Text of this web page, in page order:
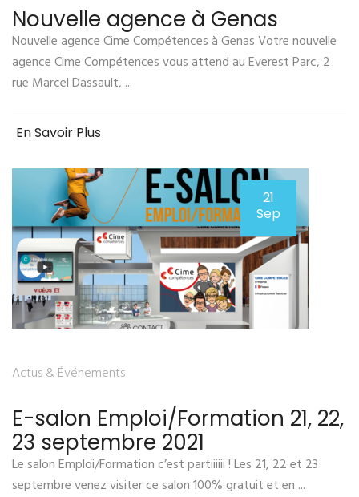
Nouvelle agence à Genas
Nouvelle agence Cime Compétences à Genas Votre nouvelle
agence Cime Compétences vous attend au Everest Parc, 2
rue Marcel Dassault, ...
En Savoir Plus
21
Sep
Actus & Événements
E-salon Emploi/Formation 21, 22,
23 septembre 2021
Le salon Emploi/Formation c’est partiiiiii ! Les 21, 22 et 23
septembre venez visiter ce salon 100% gratuit et en ...